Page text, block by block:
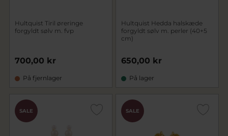
Hultquist Tiril øreringe
forgyldt sølv m. fvp
700,00 kr
På fjernlager
Hultquist Hedda halskæde
forgyldt sølv m. perler (40+5
cm)
650,00 kr
På lager
SALE SALE